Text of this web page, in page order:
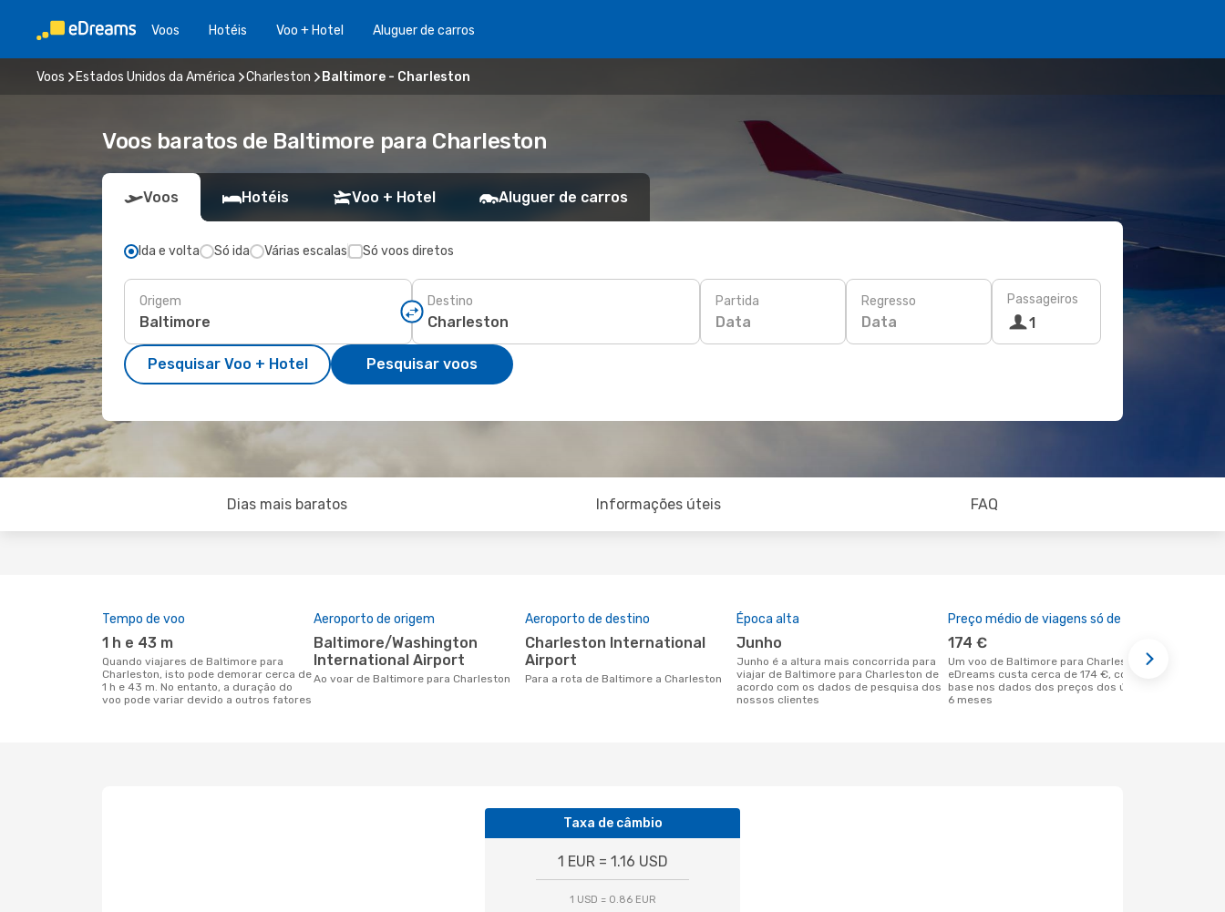
Voos Hotéis Voo + Hotel Aluguer de carros
Voos Estados Unidos da América Charleston Baltimore - Charleston
Voos baratos de Baltimore para Charleston
Voos Hotéis Voo + Hotel Aluguer de carros
Ida e volta Só ida Várias escalas Só voos diretos
Origem Destino Partida
Data
Regresso
Data
Passageiros
1
Pesquisar Voo + Hotel Pesquisar voos
Dias mais baratos Informações úteis FAQ
Tempo de voo
1 h e 43 m
Quando viajares de Baltimore para
Charleston, isto pode demorar cerca de
1 h e 43 m. No entanto, a duração do
voo pode variar devido a outros fatores
Aeroporto de origem
Baltimore/Washington
International Airport
Ao voar de Baltimore para Charleston
Aeroporto de destino
Charleston International
Airport
Para a rota de Baltimore a Charleston
Época alta
junho
junho é a altura mais concorrida para
viajar de Baltimore para Charleston de
acordo com os dados de pesquisa dos
nossos clientes
Preço médio de viagens só de ida
174 €
Um voo de Baltimore para Charleston na
eDreams custa cerca de 174 €, com
base nos dados dos preços dos últimos
6 meses
Taxa de câmbio
1 EUR = 1.16 USD
1 USD = 0.86 EUR